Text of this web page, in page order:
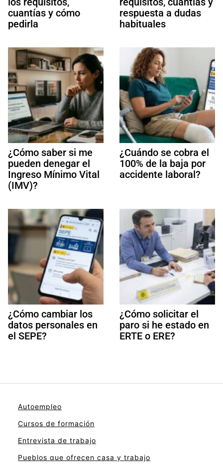
cuantías y cómo
pedirla
respuesta a dudas
habituales
¿Cómo saber si me
pueden denegar el
Ingreso Mínimo Vital
(IMV)?
¿Cuándo se cobra el
100% de la baja por
accidente laboral?
¿Cómo cambiar los
datos personales en
el SEPE?
¿Cómo solicitar el
paro si he estado en
ERTE o ERE?
Autoempleo
Cursos de formación
Entrevista de trabajo
Pueblos que ofrecen casa y trabajo